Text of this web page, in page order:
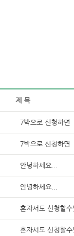
제목
7박으로신청하면
7박으로신청하면
안녕하세요...
안녕하세요...
혼자서도신청할수
혼자서도신청할수